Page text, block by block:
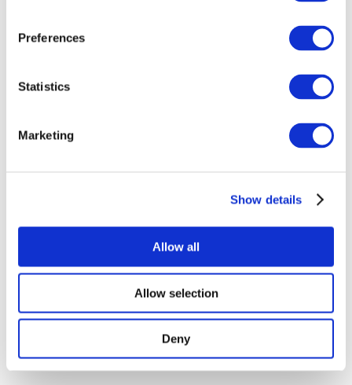
Preferences
Statistics
Marketing
Show details
Allow all
Allow selection
Deny
Événements
Concerts
Rock music